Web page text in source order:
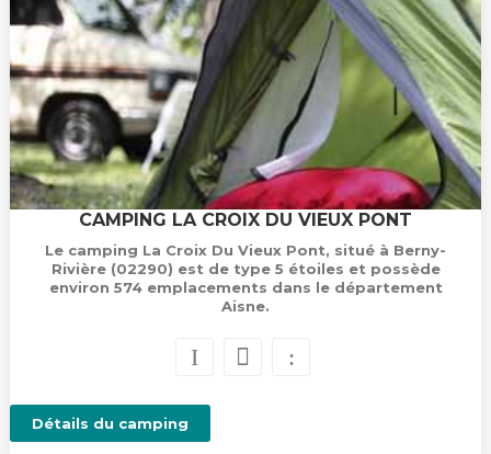
CAMPING LA CROIX DU VIEUX PONT
Le camping La Croix Du Vieux Pont, situé à Berny-
Rivière (02290) est de type 5 étoiles et possède
environ 574 emplacements dans le département
Aisne.
Détails du camping